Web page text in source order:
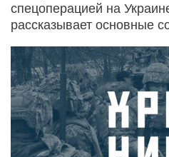
спецоперацией на
рассказывает основные